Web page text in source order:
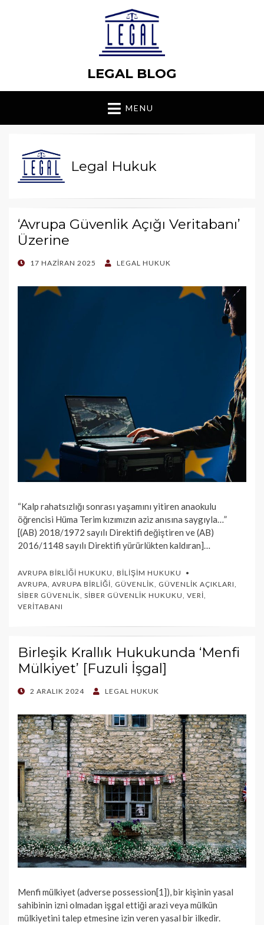
LEGAL BLOG
MENU
Legal Hukuk
‘Avrupa Güvenlik Açığı Veritabanı’
Üzerine
POSTED
17 HAZIRAN 2025 LEGAL HUKUK
“Kalp rahatsızlığı sonrası yaşamını yitiren anaokulu
öğrencisi Hüma Terim kızımızın aziz anısına saygıyla…”
[(AB) 2018/1972 sayılı Direktifi değiştiren ve (AB)
2016/1148 sayılı Direktifi yürürlükten kaldıran]…
AVRUPA BIRLIĞI HUKUKU, BILIŞIM HUKUKU
AVRUPA, AVRUPA BIRLIĞI, GÜVENLIK, GÜVENLIK AÇIKLARI,
SIBER GÜVENLIK, SIBER GÜVENLIK HUKUKU, VERI,
VERITABANI
Birleşik Krallık Hukukunda ‘Menfi
Mülkiyet’ [Fuzuli İşgal]
POSTED
2 ARALIK 2024 LEGAL HUKUK
Menfi mülkiyet (adverse possession[1]), bir kişinin yasal
sahibinin izni olmadan işgal ettiği arazi veya mülkün
mülkiyetini talep etmesine izin veren yasal bir ilkedir.